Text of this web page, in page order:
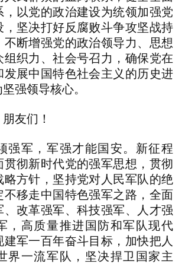
，以党的政治建设为统领加强党
，坚决打好反腐败斗争攻坚战持
不断增强党的政治领导力、思想
组织力、社会号召力，确保党在
发展中国特色社会主义的历史进
强领导核心。
友们！
军，军强才能国安。新征程
贯彻新时代党的强军思想，贯彻
略方针，坚持党对人民军队的绝
不移走中国特色强军之路，全面
、改革强军、科技强军、人才强
，高质量推进国防和军队现代
军一百年奋斗目标，加快把人
界一流军队，坚决捍卫国家主